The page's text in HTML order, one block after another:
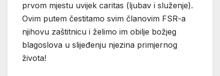
prvom mjestu uvijek caritas (ljubav i služenje).
Ovim putem čestitamo svim članovim FSR-a
njihovu zaštitnicu i želimo im obilje božjeg
blagoslova u slijeđenju njezina primjernog
života!